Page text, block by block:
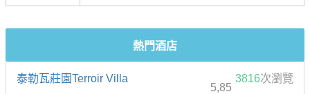
熱門酒店
泰勒瓦莊園Terroir Villa 3816次瀏覽
5,85